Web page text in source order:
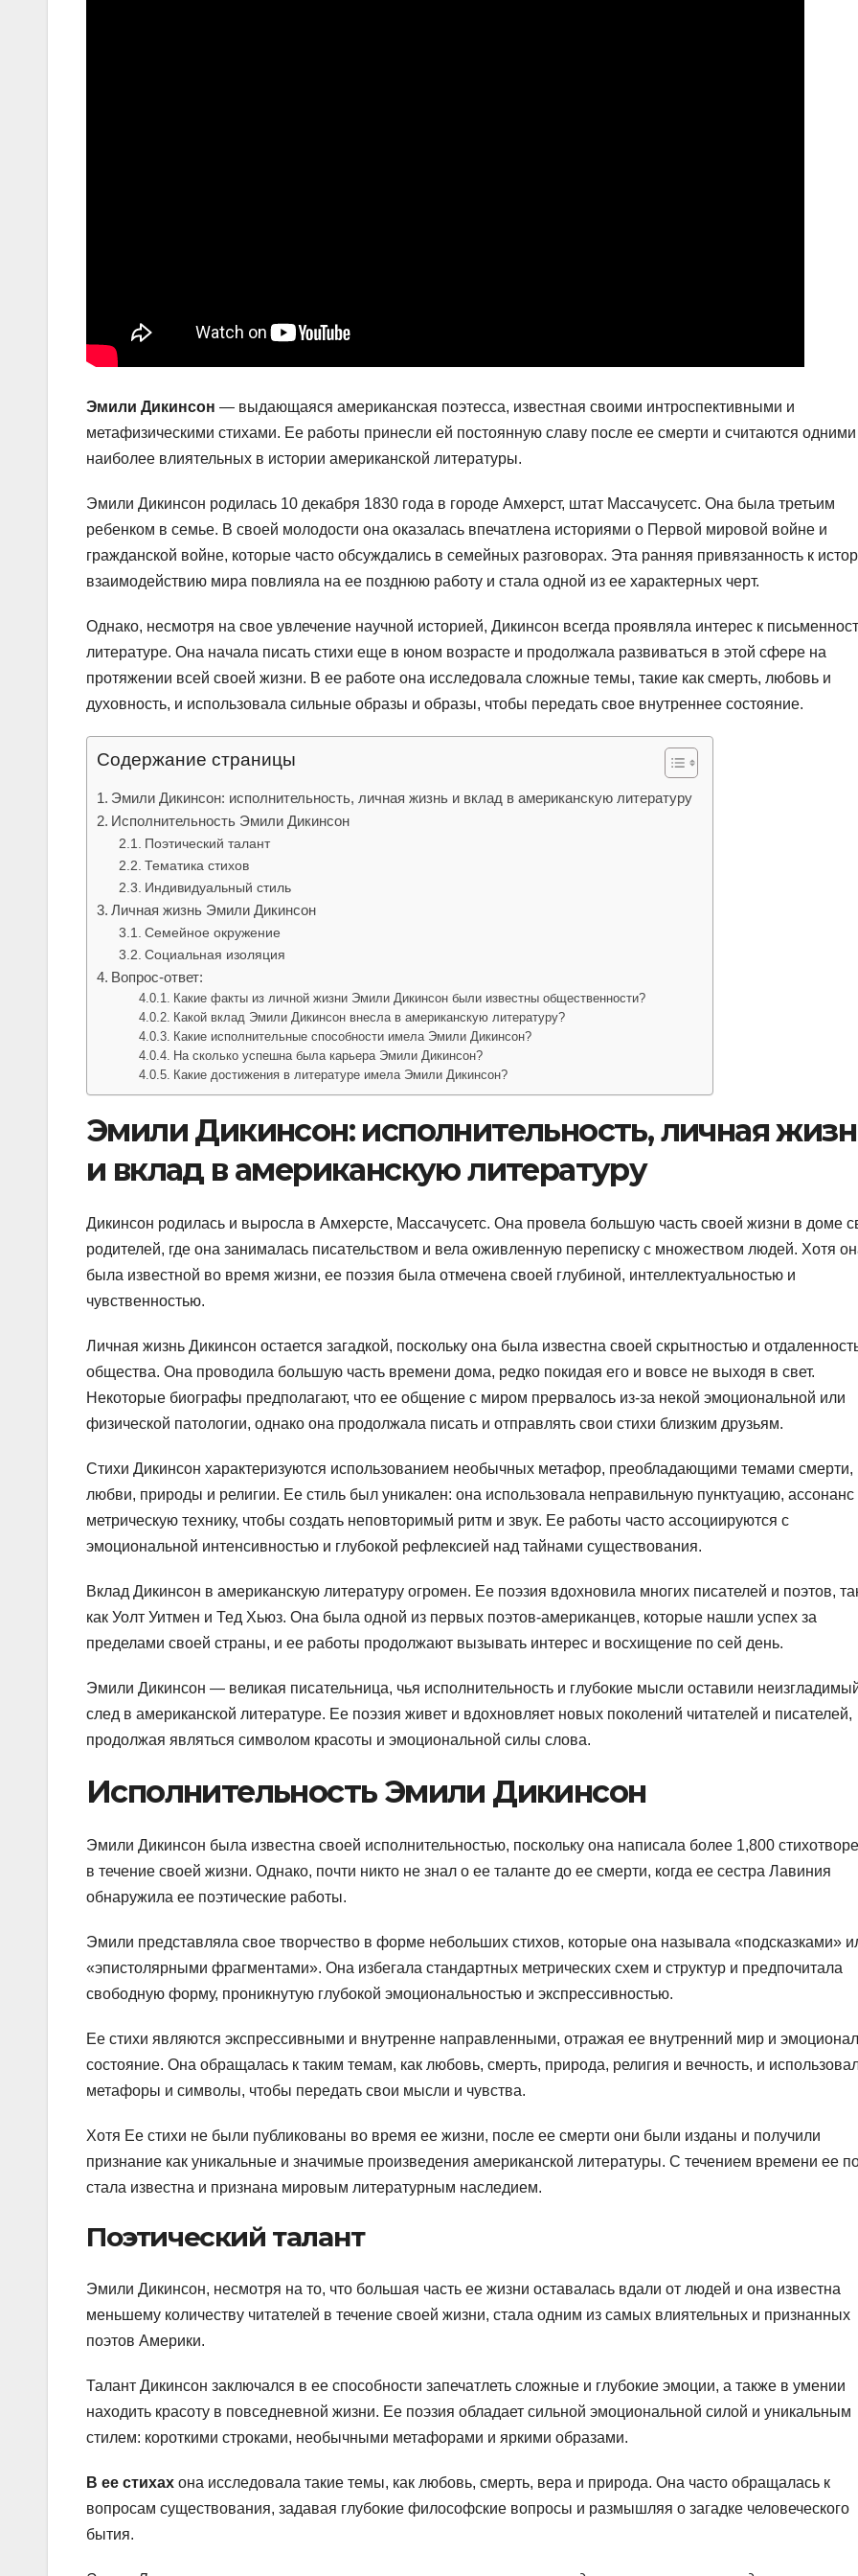
Эмили Дикинсон — выдающаяся американская поэтесса, известная своими интроспективными и
метафизическими стихами. Ее работы принесли ей постоянную славу после ее смерти и считаются одними
наиболее влиятельных в истории американской литературы.
Эмили Дикинсон родилась 10 декабря 1830 года в городе Амхерст, штат Массачусетс. Она была третьим
ребенком в семье. В своей молодости она оказалась впечатлена историями о Первой мировой войне и
гражданской войне, которые часто обсуждались в семейных разговорах. Эта ранняя привязанность к
взаимодействию мира повлияла на ее позднюю работу и стала одной из ее характерных черт.
Однако, несмотря на свое увлечение научной историей, Дикинсон всегда проявляла интерес к
литературе. Она начала писать стихи еще в юном возрасте и продолжала развиваться в этой сфере на
протяжении всей своей жизни. В ее работе она исследовала сложные темы, такие как смерть, любовь и
духовность, и использовала сильные образы и образы, чтобы передать свое внутреннее состояние.
Содержание страницы
Эмили Дикинсон: исполнительность, личная жизнь и вклад в американскую литературу
Исполнительность Эмили Дикинсон
Поэтический талант
Тематика стихов
Индивидуальный стиль
Личная жизнь Эмили Дикинсон
Семейное окружение
Социальная изоляция
Вопрос-ответ:
Какие факты из личной жизни Эмили Дикинсон были известны общественности?
Какой вклад Эмили Дикинсон внесла в американскую литературу?
Какие исполнительные способности имела Эмили Дикинсон?
На сколько успешна была карьера Эмили Дикинсон?
Какие достижения в литературе имела Эмили Дикинсон?
Эмили Дикинсон: исполнительность, личная
и вклад в американскую литературу
Дикинсон родилась и выросла в Амхерсте, Массачусетс. Она провела большую часть своей жизни в доме
родителей, где она занималась писательством и вела оживленную переписку с множеством людей. Хотя
была известной во время жизни, ее поэзия была отмечена своей глубиной, интеллектуальностью и
чувственностью.
Личная жизнь Дикинсон остается загадкой, поскольку она была известна своей скрытностью и
общества. Она проводила большую часть времени дома, редко покидая его и вовсе не выходя в свет.
Некоторые биографы предполагают, что ее общение с миром прервалось из-за некой эмоциональной или
физической патологии, однако она продолжала писать и отправлять свои стихи близким друзьям.
Стихи Дикинсон характеризуются использованием необычных метафор, преобладающими темами смерти,
любви, природы и религии. Ее стиль был уникален: она использовала неправильную пунктуацию, ассонанс
метрическую технику, чтобы создать неповторимый ритм и звук. Ее работы часто ассоциируются с
эмоциональной интенсивностью и глубокой рефлексией над тайнами существования.
Вклад Дикинсон в американскую литературу огромен. Ее поэзия вдохновила многих писателей и поэтов,
как Уолт Уитмен и Тед Хьюз. Она была одной из первых поэтов-американцев, которые нашли успех за
пределами своей страны, и ее работы продолжают вызывать интерес и восхищение по сей день.
Эмили Дикинсон — великая писательница, чья исполнительность и глубокие мысли оставили
след в американской литературе. Ее поэзия живет и вдохновляет новых поколений читателей и писателей,
продолжая являться символом красоты и эмоциональной силы слова.
Исполнительность Эмили Дикинсон
Эмили Дикинсон была известна своей исполнительностью, поскольку она написала более 1,800
в течение своей жизни. Однако, почти никто не знал о ее таланте до ее смерти, когда ее сестра Лавиния
обнаружила ее поэтические работы.
Эмили представляла свое творчество в форме небольших стихов, которые она называла «подсказками»
«эпистолярными фрагментами». Она избегала стандартных метрических схем и структур и предпочитала
свободную форму, проникнутую глубокой эмоциональностью и экспрессивностью.
Ее стихи являются экспрессивными и внутренне направленными, отражая ее внутренний мир и
состояние. Она обращалась к таким темам, как любовь, смерть, природа, религия и вечность, и
метафоры и символы, чтобы передать свои мысли и чувства.
Хотя Ее стихи не были публикованы во время ее жизни, после ее смерти они были изданы и получили
признание как уникальные и значимые произведения американской литературы. С течением времени ее
стала известна и признана мировым литературным наследием.
Поэтический талант
Эмили Дикинсон, несмотря на то, что большая часть ее жизни оставалась вдали от людей и она известна
меньшему количеству читателей в течение своей жизни, стала одним из самых влиятельных и признанных
поэтов Америки.
Талант Дикинсон заключался в ее способности запечатлеть сложные и глубокие эмоции, а также в умении
находить красоту в повседневной жизни. Ее поэзия обладает сильной эмоциональной силой и уникальным
стилем: короткими строками, необычными метафорами и яркими образами.
В ее стихах она исследовала такие темы, как любовь, смерть, вера и природа. Она часто обращалась к
вопросам существования, задавая глубокие философские вопросы и размышляя о загадке человеческого
бытия.